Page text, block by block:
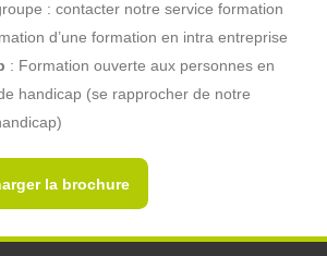
: contacter notre service formation
d’une formation en intra entreprise
: Formation ouverte aux personnes en
handicap (se rapprocher de notre
la brochure